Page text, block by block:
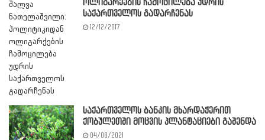
ოლიგარქების ჩამოცილება უდრის
საქართველოს გადარჩენას
12/12/2017
საქართველოს ბანკის მხარდაჭერით
ქობულეთში მოცვის პლანტაციები გაშენდა
04/08/2021